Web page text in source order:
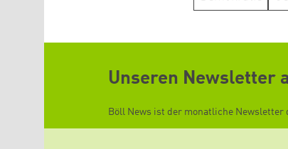
Unseren Newsletter
Böll News ist der monatliche